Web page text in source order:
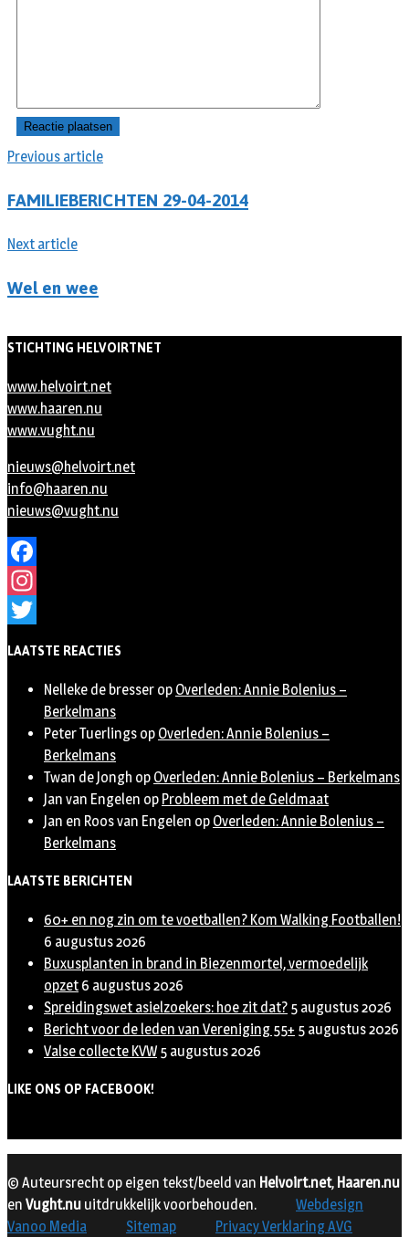
Previous article
FAMILIEBERICHTEN 29-04-2014
Next article
Wel en wee
STICHTING HELVOIRTNET
www.helvoirt.net
www.haaren.nu
www.vught.nu
nieuws@helvoirt.net
info@haaren.nu
nieuws@vught.nu
Facebook
Instagram
LAATSTE REACTIES
Nelleke de bresser op Overleden: Annie Bolenius –
Berkelmans
Peter Tuerlings op Overleden: Annie Bolenius –
Berkelmans
Twan de Jongh op Overleden: Annie Bolenius – Berkelmans
Jan van Engelen op Probleem met de Geldmaat
Jan en Roos van Engelen op Overleden: Annie Bolenius –
Berkelmans
LAATSTE BERICHTEN
60+ en nog zin om te voetballen? Kom Walking Footballen!
6 augustus 2026
Buxusplanten in brand in Biezenmortel, vermoedelijk
opzet 6 augustus 2026
Spreidingswet asielzoekers: hoe zit dat? 5 augustus 2026
Bericht voor de leden van Vereniging 55+ 5 augustus 2026
Valse collecte KVW 5 augustus 2026
LIKE ONS OP FACEBOOK!
© Auteursrecht op eigen tekst/beeld van Helvoirt.net, Haaren.nu
en Vught.nu uitdrukkelijk voorbehouden.
Webdesign
Vanoo Media
Sitemap Privacy Verklaring AVG